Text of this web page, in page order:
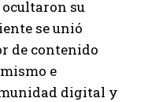
su
se unió
de contenido
e
digital y